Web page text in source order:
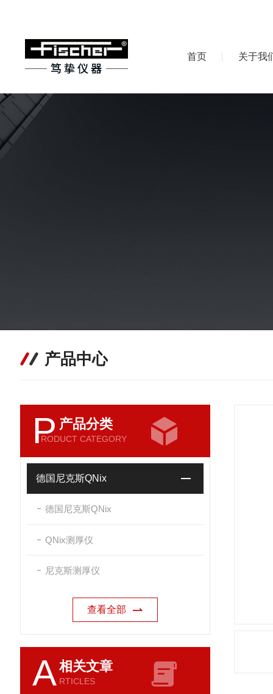
首页 关于我
产品中心
P 产品分类
RODUCT CATEGORY
德国尼克斯QNix
德国尼克斯QNix
QNix测厚仪
尼克斯测厚仪
查看全部
A相关文章
RTICLES